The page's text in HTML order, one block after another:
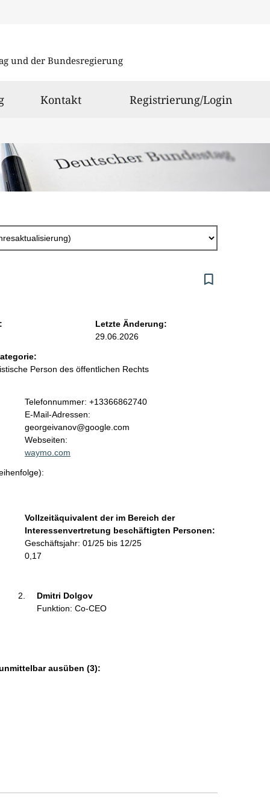
und der Bundesregierung
Kontakt Registrierung/Login
Letzte Änderung:
29.06.2026
Person des öffentlichen Rechts
K
o
n
t
a
t
f
o
r
m
Telefonnummer: +13366862740
E-Mail-Adressen:
georgeivanov@google.com
Webseiten:
waymo.com
Vollzeitäquivalent der im Bereich der
Interessenvertretung beschäftigten Personen:
Geschäftsjahr: 01/25 bis 12/25
0,17
Dmitri Dolgov
Funktion: Co-CEO
ausüben (3):